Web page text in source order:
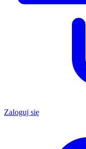
Zaloguj się